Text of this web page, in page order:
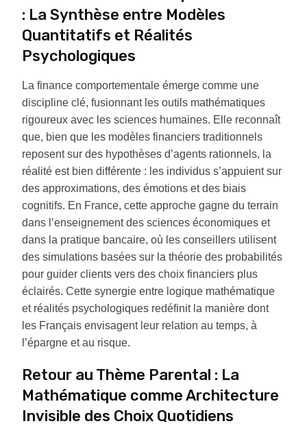
: La Synthèse entre Modèles
Quantitatifs et Réalités
Psychologiques
La finance comportementale émerge comme une
discipline clé, fusionnant les outils mathématiques
rigoureux avec les sciences humaines. Elle reconnaît
que, bien que les modèles financiers traditionnels
reposent sur des hypothèses d’agents rationnels, la
réalité est bien différente : les individus s’appuient sur
des approximations, des émotions et des biais
cognitifs. En France, cette approche gagne du terrain
dans l’enseignement des sciences économiques et
dans la pratique bancaire, où les conseillers utilisent
des simulations basées sur la théorie des probabilités
pour guider clients vers des choix financiers plus
éclairés. Cette synergie entre logique mathématique
et réalités psychologiques redéfinit la manière dont
les Français envisagent leur relation au temps, à
l’épargne et au risque.
Retour au Thème Parental : La
Mathématique comme Architecture
Invisible des Choix Quotidiens